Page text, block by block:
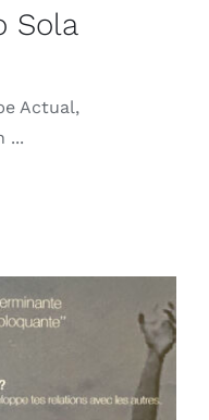
Sola
Actual,
...